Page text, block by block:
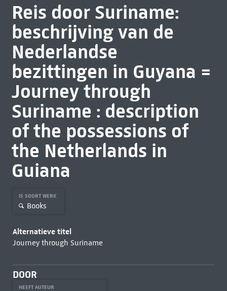
Reis door Suriname:
beschrijving van de
Nederlandse
bezittingen in Guyana =
Journey through
Suriname : description
of the possessions of
the Netherlands in
Guiana
IS SOORT WERK
Books
Alternatieve titel
Journey through Suriname
DOOR
HEEFT AUTEUR